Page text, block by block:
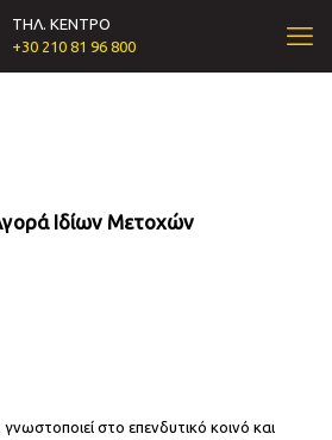
ΤΗΛ. ΚΕΝΤΡΟ
+30 210 81 96 800
Ιδίων Μετοχών
στο επενδυτικό κοινό και